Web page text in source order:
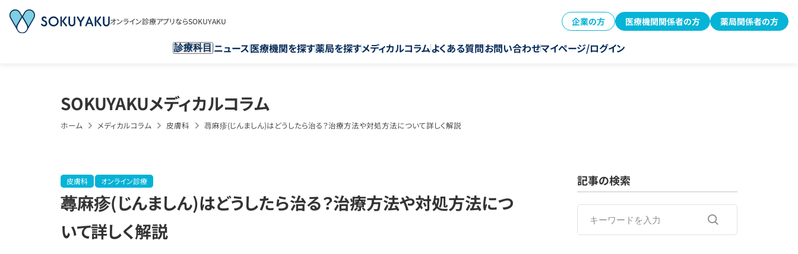
オンライン診療アプリならSOKUYAKU 企業の方 医療機関関係者の方 薬局関係者の方
診療科目 ニュース医療機関を探す薬局を探すメディカルコラムよくある質問お問い合わせマイページ/ログイン
SOKUYAKUメディカルコラム
ホーム メディカルコラム 皮膚科 蕁麻疹(じんましん)はどうしたら治る？治療方法や対処方法について詳しく解説
皮膚科 オンライン診療
蕁麻疹(じんましん)はどうしたら治る？治療方法や対処方法につ
いて詳しく解説
記事の検索